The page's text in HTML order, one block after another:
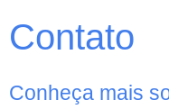
Contato
Conheça mais